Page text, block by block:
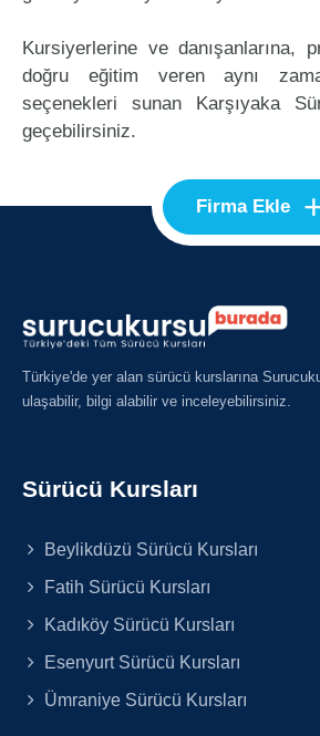
Kursiyerlerine ve danışanlarına,
doğru eğitim veren aynı
seçenekleri sunan Karşıyaka
geçebilirsiniz.
Firma Ekle
Türkiye'de yer alan sürücü kurslarına
ulaşabilir, bilgi alabilir ve inceleyebilirsiniz.
Sürücü Kursları
Beylikdüzü Sürücü Kursları
Fatih Sürücü Kursları
Kadıköy Sürücü Kursları
Esenyurt Sürücü Kursları
Ümraniye Sürücü Kursları